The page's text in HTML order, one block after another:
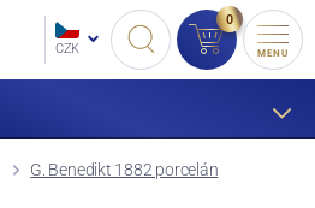
CZK
0
MENU
G. Benedikt 1882 porcelán